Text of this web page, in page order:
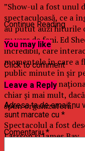
”Show-ul a fost unul
spectaculoasă, ce a
au putut auzi hiturile
cu vers de fani. Ed
incredibil, care
momentele în care
public minute în şir
tricoul echipei
chiar şi mai mult,
spun organizatorii.
Spectacolul a fost
Larsson şi James Bay.
Continue Reading
You may like
Click to comment
Leave a Reply
Adresa ta de email nu
sunt marcate cu *
Comentariu*